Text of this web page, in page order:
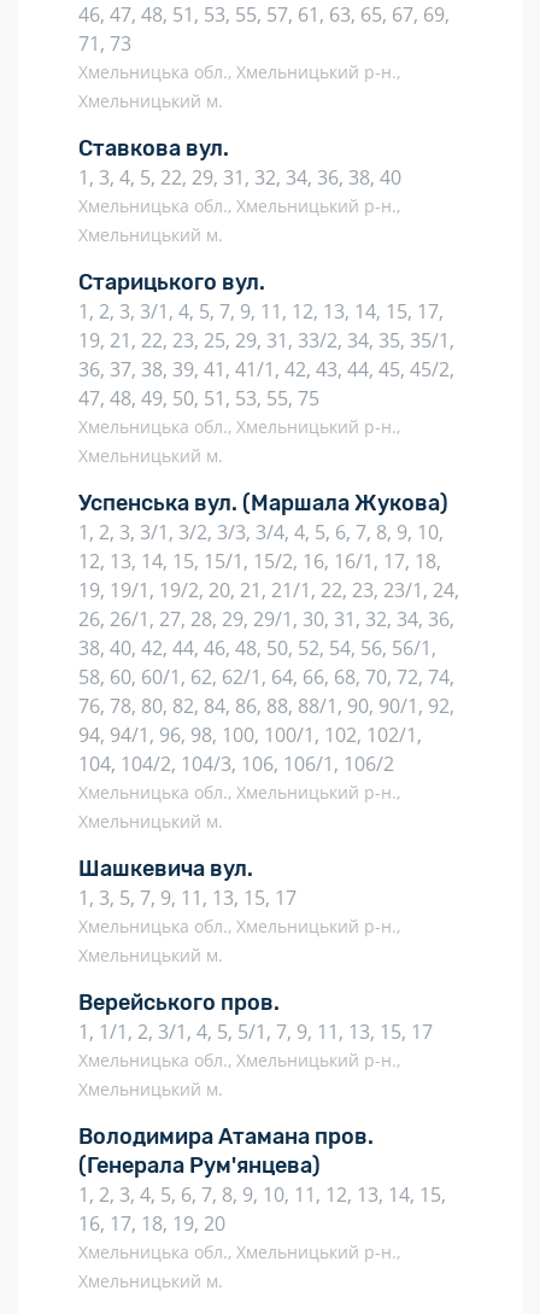
46, 47, 48, 51, 53, 55, 57, 61, 63, 65, 67, 69,
71, 73
Хмельницька обл., Хмельницький р-н.,
Хмельницький м.
Ставкова вул.
1, 3, 4, 5, 22, 29, 31, 32, 34, 36, 38, 40
Хмельницька обл., Хмельницький р-н.,
Хмельницький м.
Старицького вул.
1, 2, 3, 3/1, 4, 5, 7, 9, 11, 12, 13, 14, 15, 17,
19, 21, 22, 23, 25, 29, 31, 33/2, 34, 35, 35/1,
36, 37, 38, 39, 41, 41/1, 42, 43, 44, 45, 45/2,
47, 48, 49, 50, 51, 53, 55, 75
Хмельницька обл., Хмельницький р-н.,
Хмельницький м.
Успенська вул. (Маршала Жукова)
1, 2, 3, 3/1, 3/2, 3/3, 3/4, 4, 5, 6, 7, 8, 9, 10,
12, 13, 14, 15, 15/1, 15/2, 16, 16/1, 17, 18,
19, 19/1, 19/2, 20, 21, 21/1, 22, 23, 23/1, 24,
26, 26/1, 27, 28, 29, 29/1, 30, 31, 32, 34, 36,
38, 40, 42, 44, 46, 48, 50, 52, 54, 56, 56/1,
58, 60, 60/1, 62, 62/1, 64, 66, 68, 70, 72, 74,
76, 78, 80, 82, 84, 86, 88, 88/1, 90, 90/1, 92,
94, 94/1, 96, 98, 100, 100/1, 102, 102/1,
104, 104/2, 104/3, 106, 106/1, 106/2
Хмельницька обл., Хмельницький р-н.,
Хмельницький м.
Шашкевича вул.
1, 3, 5, 7, 9, 11, 13, 15, 17
Хмельницька обл., Хмельницький р-н.,
Хмельницький м.
Верейського пров.
1, 1/1, 2, 3/1, 4, 5, 5/1, 7, 9, 11, 13, 15, 17
Хмельницька обл., Хмельницький р-н.,
Хмельницький м.
Володимира Атамана пров.
(Генерала Рум'янцева)
1, 2, 3, 4, 5, 6, 7, 8, 9, 10, 11, 12, 13, 14, 15,
16, 17, 18, 19, 20
Хмельницька обл., Хмельницький р-н.,
Хмельницький м.